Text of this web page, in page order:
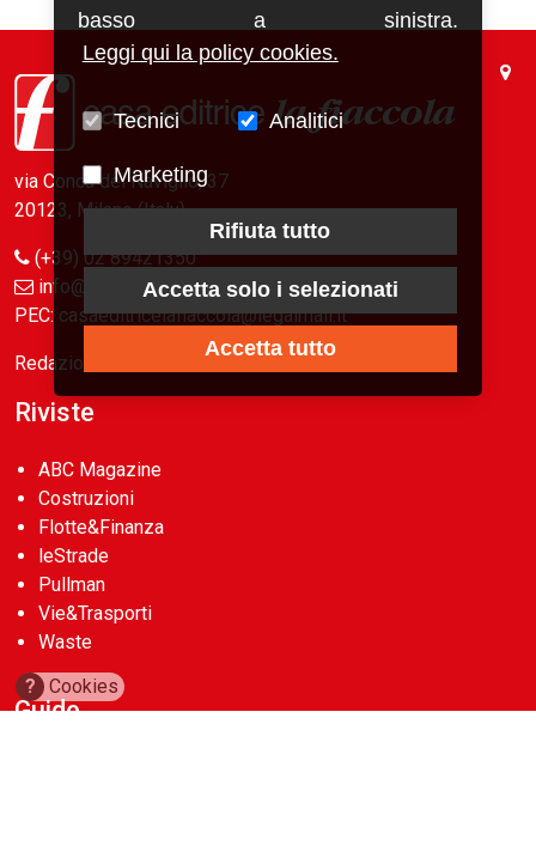
via Conca del Naviglio, 37
20123, Milano (Italy)
(+39) 02 89421350
info@fiaccola.it
PEC: casaeditricelafiaccola@legalmail.it
Redazione
Riviste
ABC Magazine
Costruzioni
Flotte&Finanza
leStrade
Pullman
Vie&Trasporti
Waste
Guide
? Cookies
basso a sinistra.
Leggi qui la policy cookies.
Tecnici Analitici
Marketing
Rifiuta tutto
Accetta solo i selezionati
Accetta tutto